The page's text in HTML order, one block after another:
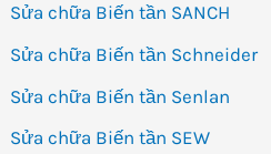
Sửa chữa Biến tần SANCH
Sửa chữa Biến tần Schneider
Sửa chữa Biến tần Senlan
Sửa chữa Biến tần SEW